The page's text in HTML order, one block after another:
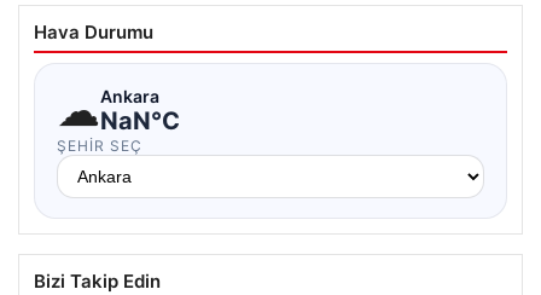
Hava Durumu
☁Ankara
NaN°C
ŞEHIR SEÇ
Bizi Takip Edin